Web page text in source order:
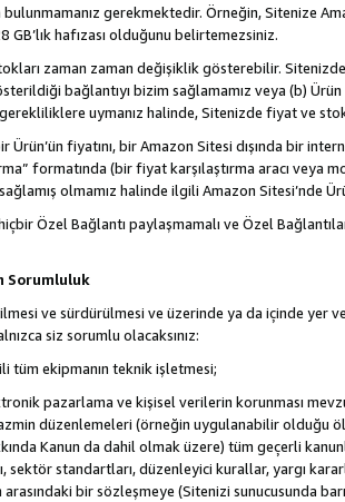
bulunmamanız gerekmektedir. Örneğin, Sitenize
GB’lık hafızası olduğunu belirtemezsiniz.
zaman zaman değişiklik gösterebilir.
bağlantıyı bizim sağlamamız veya (b)
uymanız halinde, Sitenizde fiyat ve
Ürün’ün fiyatını, bir Amazon Sitesi dışında bir
formatında (bir fiyat karşılaştırma aracı veya
olmamız halinde ilgili Amazon Sitesi’nde
Özel Bağlantı paylaşmamalı ve Özel
Sorumluluk
ve sürdürülmesi ve üzerinde ya da içinde yer
siz sorumlu olacaksınız:
tüm ekipmanın teknik işletmesi;
pazarlama ve kişisel verilerin korunması
düzenlemeleri (örneğin uygulanabilir olduğu
Kanun da dahil olmak üzere) tüm geçerli
sektör standartları, düzenleyici kurallar, yargı
bir sözleşmeye (Sitenizi sunucusunda